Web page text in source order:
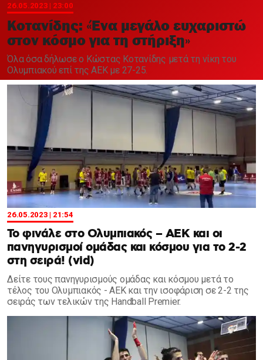
26.05.2023 | 23:00
Κοτανίδης: «Ένα μεγάλο ευχαριστώ
στον κόσμο για τη στήριξη»
Όλα όσα δήλωσε ο Κώστας Κοτανίδης μετά τη νίκη του
Ολυμπιακού επί της ΑΕΚ με 27-25.
26.05.2023 | 21:54
Το φινάλε στο Ολυμπιακός – ΑΕΚ και οι
πανηγυρισμοί ομάδας και κόσμου για το 2-2
στη σειρά! (vid)
Δείτε τους πανηγυρισμούς ομάδας και κόσμου μετά το
τέλος του Ολυμπιακός - ΑΕΚ και την ισοφάριση σε 2-2 της
σειράς των τελικών της Handball Premier.
Χαντμπολ